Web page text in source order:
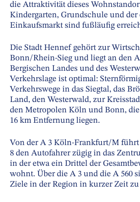
die Attraktivität dieses
Kindergarten, Grundschule und
Einkaufsmarkt sind fußläufig
Die Stadt Hennef gehört zur
Bonn/Rhein-Sieg und liegt an den
Bergischen Landes und des
Verkehrslage ist optimal:
Verkehrswege in das Siegtal, das
Land, den Westerwald, zur
den Metropolen Köln und Bonn,
16 km Entfernung liegen.
Von der A 3 Köln-Frankfurt/M führt
8 den Autofahrer zügig in das
in der etwa ein Drittel der
wohnt. Über die A 3 und die A 560
Ziele in der Region in kurzer Zeit